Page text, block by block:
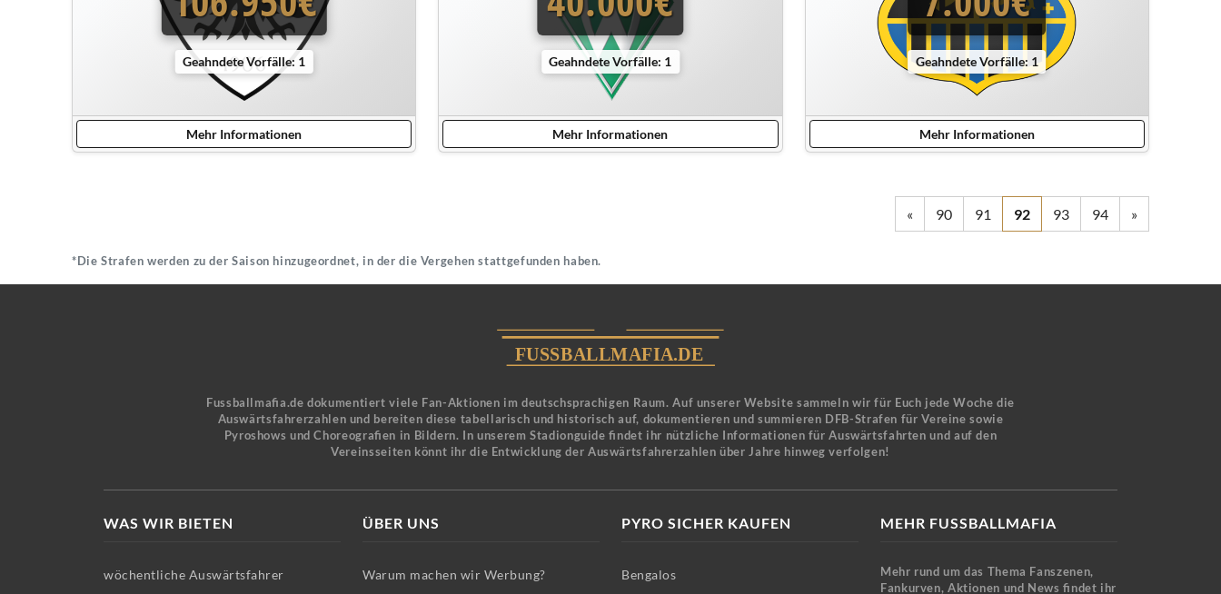
Geahndete Vorfälle: 1
Mehr Informationen
Geahndete Vorfälle: 1
Mehr Informationen
Geahndete Vorfälle: 1
Mehr Informationen
« 90 91 92 93 94 »
*Die Strafen werden zu der Saison hinzugeordnet, in der die Vergehen stattgefunden haben.
Fussballmafia.de dokumentiert viele Fan-Aktionen im deutschsprachigen Raum. Auf unserer Website sammeln wir für Euch jede Woche die
Auswärtsfahrerzahlen und bereiten diese tabellarisch und historisch auf, dokumentieren und summieren DFB-Strafen für Vereine sowie
Pyroshows und Choreografien in Bildern. In unserem Stadionguide findet ihr nützliche Informationen für Auswärtsfahrten und auf den
Vereinsseiten könnt ihr die Entwicklung der Auswärtsfahrerzahlen über Jahre hinweg verfolgen!
WAS WIR BIETEN
wöchentliche Auswärtsfahrer
ÜBER UNS
Warum machen wir Werbung?
PYRO SICHER KAUFEN
Bengalos
MEHR FUSSBALLMAFIA
Mehr rund um das Thema Fanszenen,
Fankurven, Aktionen und News findet ihr